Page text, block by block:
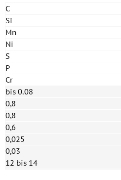
C
Si
Mn
Ni
S
P
Cr
bis 0.08
0,8
0,8
0,6
0,025
0,03
12 bis 14